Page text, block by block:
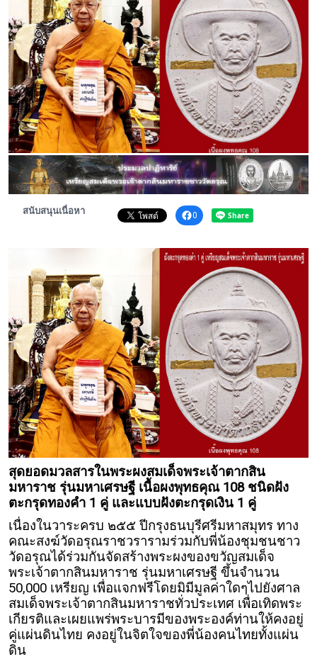
พระดอทกะฉ่อน
กะฉ่อนช้อปปิ้ง
ติดต่อ
สนับสนุนเนื่อหา 0
สุดยอดมวลสารในพระผงสมเด็จพระเจ้าตากสิน
มหาราช รุ่นมหาเศรษฐี เนื้อผงพุทธคุณ 108 ชนิดฝัง
ตะกรุดทองคำ 1 คู่ และแบบฝังตะกรุดเงิน 1 คู่
เนื่องในวาระครบ ๒๕๕ ปีกรุงธนบุรีศรีมหาสมุทร ทาง
คณะสงฆ์วัดอรุณราชวรารามร่วมกับพี่น้องชุมชนชาว
วัดอรุณได้ร่วมกันจัดสร้างพระผงของขวัญสมเด็จ
พระเจ้าตากสินมหาราช รุ่นมหาเศรษฐี ขึ้นจำนวน
50,000 เหรียญ เพื่อแจกฟรีโดยมิมีมูลค่าใดๆไปยังศาล
สมเด็จพระเจ้าตากสินมหาราชทั่วประเทศ เพื่อเทิดพระ
เกียรติและเผยแพร่พระบารมีของพระองค์ท่านให้คงอยู่
คู่แผ่นดินไทย คงอยู่ในจิตใจของพี่น้องคนไทยทั้งแผ่น
ดิน